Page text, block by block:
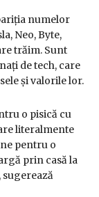
numelor
Neo, Byte,
trăim. Sunt
de tech, care
și valorile lor.
o pisică cu
literalmente
pentru o
prin casă la
sugerează